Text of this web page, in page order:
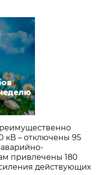
кВ – отключены 95
привлечены 180
действующих